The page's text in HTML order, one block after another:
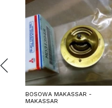
BOSOWA MAKASSAR -
MAKASSAR